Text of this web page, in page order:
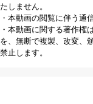
たしません。
・本動画の閲覧に伴う通
・本動画に関する著作権
を、無断で複製、改変、
禁止します。